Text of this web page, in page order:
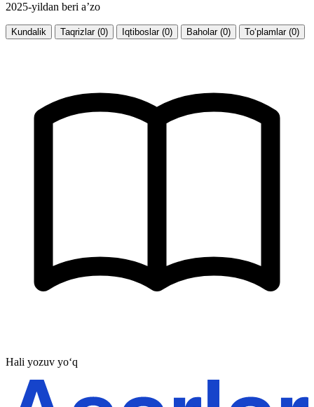
2025-yildan beri a’zo
Kundalik Taqrizlar (0) Iqtiboslar (0) Baholar (0) To‘plamlar (0)
Hali yozuv yo‘q